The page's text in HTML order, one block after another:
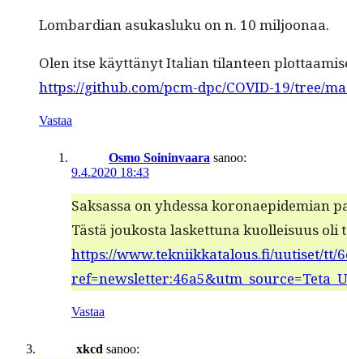
Lom­bar­dian asukasluku on n. 10 miljoonaa.
Olen itse käyt­tänyt Ital­ian tilanteen
https://github.com/pcm-dpc/COVID-19/tree/
Vastaa
Osmo Soininvaara sanoo:
9.4.2020 18:43
Sak­sas­sa on yhdessa koron­aepi­demi­an
Tästä joukos­ta las­ket­tuna kuolleisu­us
https://www.tekniikkatalous.fi/uutiset/tt/
Vastaa
xkcd sanoo: